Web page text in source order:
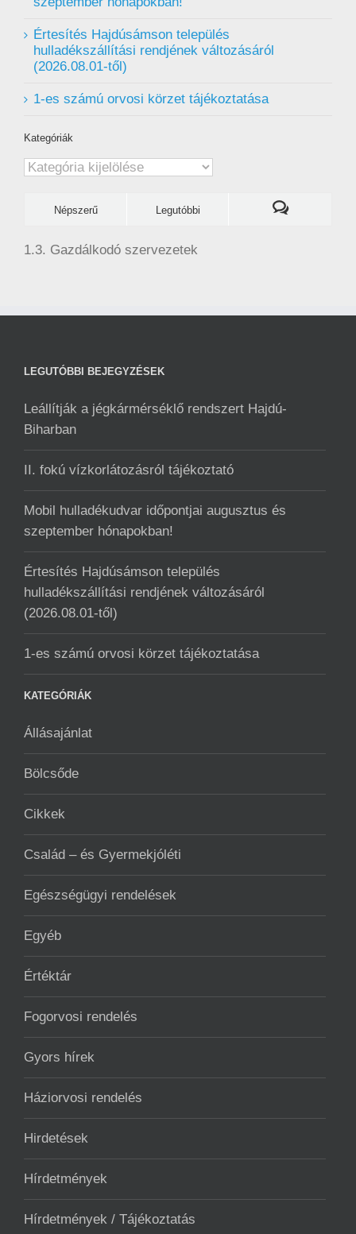
Értesítés Hajdúsámson település
hulladékszállítási rendjének változásáról
(2026.08.01-től)
1-es számú orvosi körzet tájékoztatása
Kategóriák
Kategóriák
Népszerű Legutóbbi
1.3. Gazdálkodó szervezetek
LEGUTÓBBI BEJEGYZÉSEK
Leállítják a jégkármérséklő rendszert Hajdú-
Biharban
II. fokú vízkorlátozásról tájékoztató
Mobil hulladékudvar ️időpontjai augusztus és
szeptember hónapokban!
Értesítés Hajdúsámson település
hulladékszállítási rendjének változásáról
(2026.08.01-től)
1-es számú orvosi körzet tájékoztatása
KATEGÓRIÁK
Állásajánlat
Bölcsőde
Cikkek
Család – és Gyermekjóléti
Egészségügyi rendelések
Egyéb
Értéktár
Fogorvosi rendelés
Gyors hírek
Háziorvosi rendelés
Hirdetések
Hírdetmények
Hírdetmények / Tájékoztatás